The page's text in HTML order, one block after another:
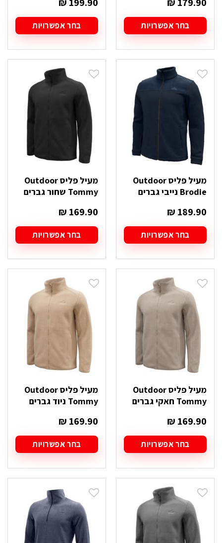
בחר אפשרויות
זה
יש
סוגים.
ניתן
לבחור
את
האפשרויות
בעמוד
המוצר
בחר אפשרויות
זה
יש
סוגים.
לבחור
את
האפשרויות
בעמוד
מעיל פליס Outdoor
Brodie נייבי גברים
₪ 189.90
בחר אפשרויות
זה
יש
סוגים.
לבחור
את
האפשרויות
בעמוד
מעיל פליס Outdoor
Tommy שחור גברים
₪ 169.90
בחר אפשרויות
זה
יש
סוגים.
לבחור
את
האפשרויות
בעמוד
מעיל פליס Outdoor
Tommy חאקי גברים
₪ 169.90
בחר אפשרויות
זה
יש
סוגים.
לבחור
את
האפשרויות
מעיל פליס Outdoor
Tommy ניוד גברים
₪ 169.90
בחר אפשרויות
זה
יש
סוגים.
לבחור
האפשרויות